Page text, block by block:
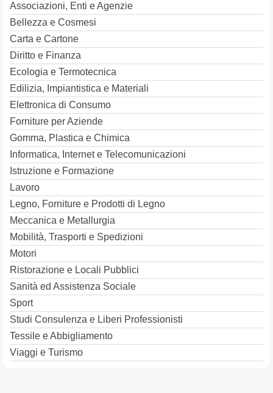
Associazioni, Enti e Agenzie
Bellezza e Cosmesi
Carta e Cartone
Diritto e Finanza
Ecologia e Termotecnica
Edilizia, Impiantistica e Materiali
Elettronica di Consumo
Forniture per Aziende
Gomma, Plastica e Chimica
Informatica, Internet e Telecomunicazioni
Istruzione e Formazione
Lavoro
Legno, Forniture e Prodotti di Legno
Meccanica e Metallurgia
Mobilità, Trasporti e Spedizioni
Motori
Ristorazione e Locali Pubblici
Sanità ed Assistenza Sociale
Sport
Studi Consulenza e Liberi Professionisti
Tessile e Abbigliamento
Viaggi e Turismo